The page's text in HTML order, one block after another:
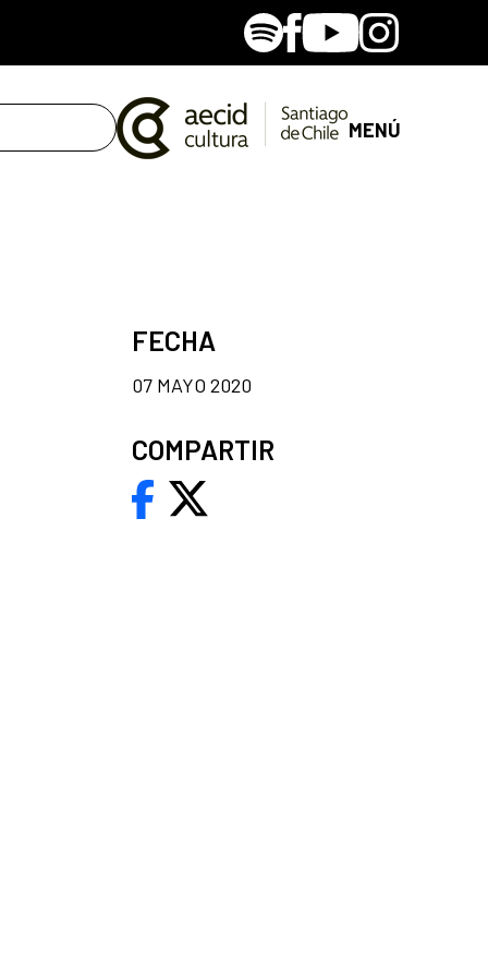
SpotifyFacebook
YoutubeInstagram
MENÚ
FECHA
07 MAYO 2020
COMPARTIR